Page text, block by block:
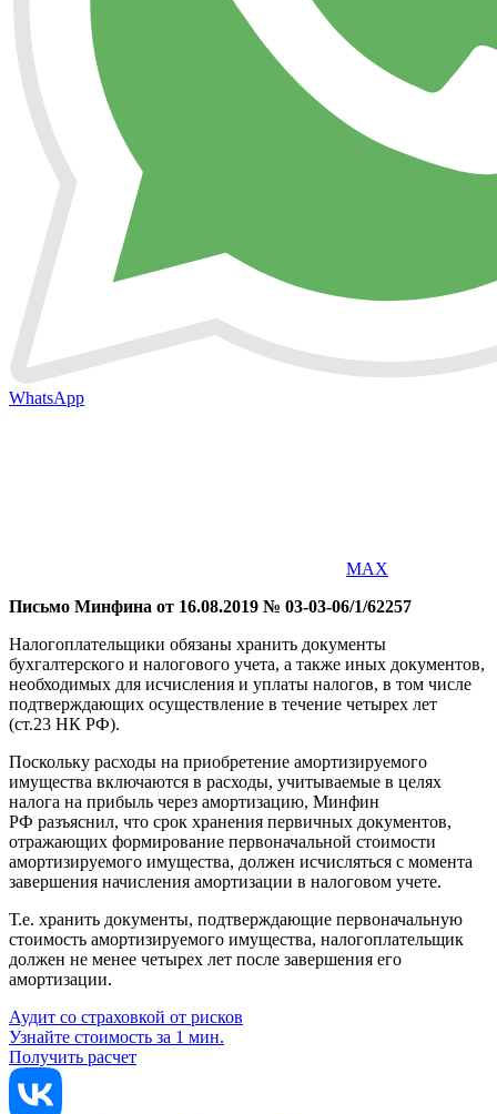
WhatsApp
MAX
Письмо Минфина от 16.08.2019 № 03-03-06/1/62257
Налогоплательщики обязаны хранить документы
бухгалтерского и налогового учета, а также иных документов,
необходимых для исчисления и уплаты налогов, в том числе
подтверждающих осуществление в течение четырех лет
(ст.23 НК РФ).
Поскольку расходы на приобретение амортизируемого
имущества включаются в расходы, учитываемые в целях
налога на прибыль через амортизацию, Минфин
РФ разъяснил, что срок хранения первичных документов,
отражающих формирование первоначальной стоимости
амортизируемого имущества, должен исчисляться с момента
завершения начисления амортизации в налоговом учете.
Т.е. хранить документы, подтверждающие первоначальную
стоимость амортизируемого имущества, налогоплательщик
должен не менее четырех лет после завершения его
амортизации.
Аудит со страховкой от рисков
Узнайте стоимость за 1 мин.
Получить расчет